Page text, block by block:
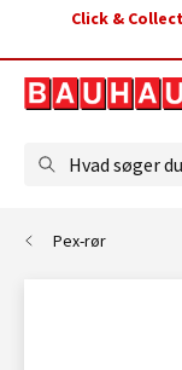
Click &
Hvad søger
Pex-rør